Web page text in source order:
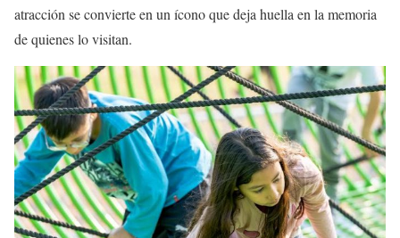
atracción se convierte en un ícono que deja huella en la memoria
de quienes lo visitan.